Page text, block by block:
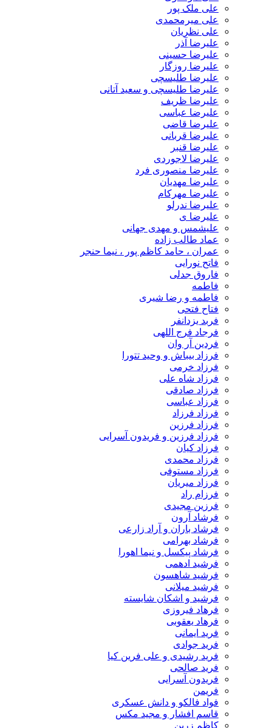
علی ملک پور
علی میرمحمدی
علی نظریان
علیرضا آذر
علیرضا حسینی
علیرضا روزگار
علیرضا طلیسچی
علیرضا طلیسچی و سعید آتانی
علیرضا ظریف
علیرضا عباسی
علیرضا قاضی
علیرضا قربانی
علیرضا قنبر
علیرضا لاجوردی
علیرضا منصوری فرد
علیرضا مهدیان
علیرضا مهرکام
علیرضا ندرلو
علیرضا ی
علیشمس و مهدی جهانی
عماد طالب زاده
عمران ، حامد کاظم پور ، نیما حنجر
فاتح نورایی
فاروق جدلی
فاطمه
فاطمه و رضا شیری
فتاح فتحی
فربد یزدانفر
فرجاد فرج اللهی
فردین آر وان
فرزاد بیباش و وحید تتورا
فرزاد خرمی
فرزاد شاه علی
فرزاد صادقی
فرزاد عباسی
فرزاد فرزاد
فرزاد فرزین
فرزاد فرزین و فریدون آسرایی
فرزاد کیان
فرزاد محمدی
فرزاد مستوفی
فرزاد میریان
فرزام راد
فرزین مجیدی
فرشاد آرون
فرشاد باران و آراد زارعی
فرشاد بهرامی
فرشاد پیکسل و نیما اهورا
فرشید ادهمی
فرشید شاهسون
فرشید میلانی
فرشید و اشکان شایسته
فرهاد فیروزی
فرهاد یعقوبی
فرید ایمانی
فرید جوادی
فرید رشیدی و علی فرین کیا
فرید صالحی
فریدون آسرایی
فریمن
فواد فالکو و دانش عسکری
قاسم افشار و مجید مکس
کاظم زرین